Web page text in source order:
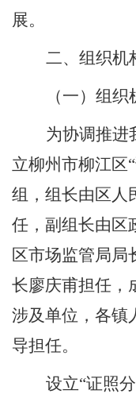
展。
二、组织机
（一）组织
为协调推进
立柳州市柳江区“
组，组长由区人
任，副组长由 区
区市场监管局局
长廖庆甫担任 ，
涉及单位，各镇
导担任。
设立“证照